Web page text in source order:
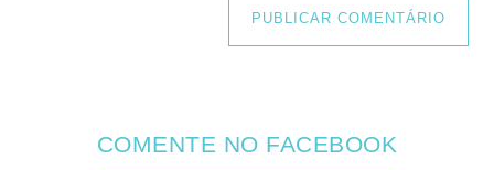
COMENTE NO FACEBOOK